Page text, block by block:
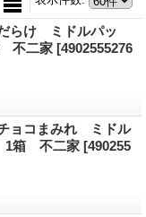
らけ ミドルパッ
不二家 [4902555276
チョコまみれ ミドル
1箱 不二家 [490255